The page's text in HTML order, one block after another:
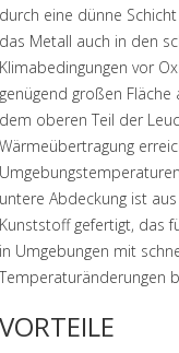
durch eine dünne
das Metall auch in den
Klimabedingungen vor
genügend großen
dem oberen Teil der
Wärmeübertragung
untere Abdeckung ist
Kunststoff gefertigt, das
in Umgebungen mit
Temperaturänderungen
VORTEILE